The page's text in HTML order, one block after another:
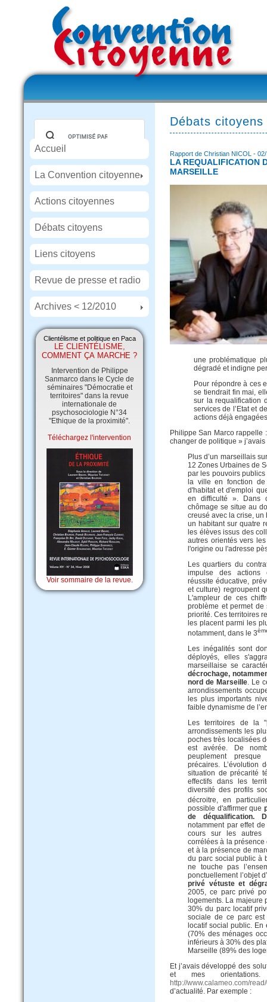
Accueil
La Convention citoyenne
Actions citoyennes
Débats citoyens
Liens citoyens
Revue de presse et radio
Archives < 12/2010
Clientélisme et politique en Paca
LE CLIENTÉLISME,
COMMENT ÇA MARCHE ?
Intervention de Philippe
Sanmarco dans le Cycle de
séminaires "Démocratie et
territoires" dans la revue
internationale de
psychosociologie N°34
"Ethique de la proximité".
Téléchargez l'intervention
Voir sommaire de la revue.
Débats citoyens
Rapport de Christian NICOL -
LA REQUALIFICATION
MARSEILLE
uneproblématique
dégradé et indigne
Pour répondre à ces
se tiendrait fin mai,
sur la requalification
services de l’Etat et
actions déjà
Philippe San Marco rappelle
changer de politique »
Plus d’un marseillais
12 Zones Urbaines de
par les pouvoirs
la ville en fonction de
d'habitat et d'emploi
en difficulté ». Dans
chômage se situe au
creusé avec la crise,
un habitant sur quatre
les élèves issus des
autres orientés vers
l'origine ou l'adresse
Les quartiers du
impulse des actions
réussite éducative,
et culture) regroupent
L'ampleur de ces
problème et permet
priorité. Ces territoires
les placent parmi les
notamment, dans le 3
Les inégalités sont
déployés, elles
marseillaise se
décrochage,
nord de Marseille. Le
arrondissements
les plus importants
faible dynamisme de
Les territoires de la
arrondissements les
poches très localisées
est avérée. De
peuplement
précaires. L’évolution
situation de précarité
effectifs dans les
diversité des profils
décroitre, en
possible d'affirmer que
de déqualification.
notamment par effet
cours sur les autres
corrélées à la présence
et à la présence de
du parc social public à
ne touche pas
ponctuellement l’objet
privé vétuste et
2005, ce parc privé
logements. La majeure
30% du parc locatif
sociale de ce parc
locatif social public.
(70% des ménages
inférieurs à 30% des
Marseille (89% des
Et j’avais développé des
et mes
http://www.calameo.com/
d’actualité. Par exemple :